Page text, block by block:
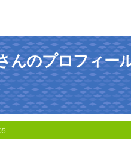
んのプロフィー